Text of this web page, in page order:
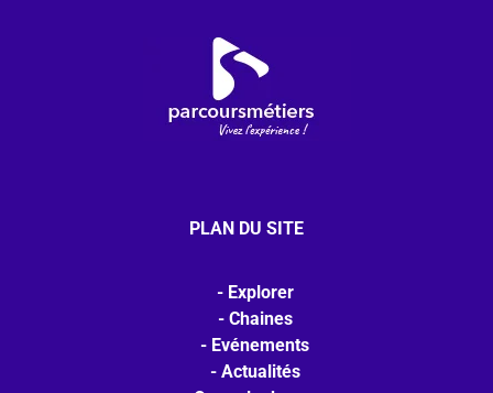
PLAN DU SITE
Explorer
Chaines
Evénements
Actualités